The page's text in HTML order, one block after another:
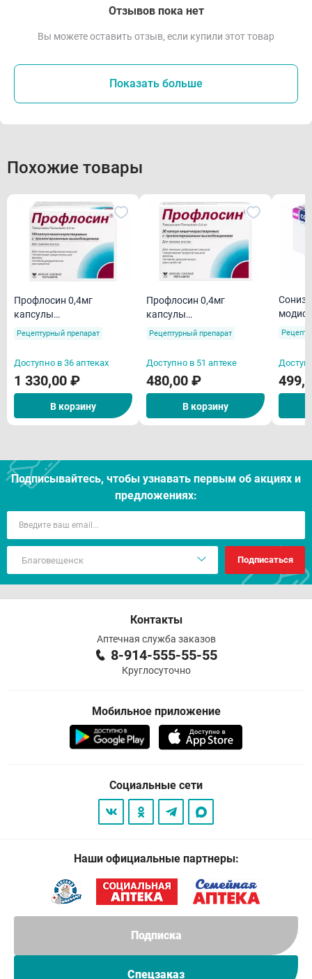
Подписка
Спецзаказ
Отзывов пока нет
Вы можете оставить отзыв, если купили этот товар
Показать больше
Похожие товары
Профлосин 0,4мг
капсулы
кишечнорастворимые с с
N100
Рецептурный препарат
Доступно в 36 аптеках
1 330,00 ₽
В корзину
Профлосин 0,4мг
капсулы
кишечнорастворимые с с
N30
Рецептурный препарат
Доступно в 51 аптеке
480,00 ₽
В корзину
Подписывайтесь, чтобы узнавать первым об акцияx и
предложениях:
Подписаться
Контакты
Аптечная служба заказов
8-914-555-55-55
Круглосуточно
Мобильное приложение
Социальные сети
Наши официальные партнеры: